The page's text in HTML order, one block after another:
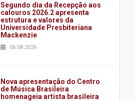
Segundo dia da Recepção aos
calouros 2026.2 apresenta
estrutura e valores da
Universidade Presbiteriana
Mackenzie
06.08.2026
Nova apresentação do Centro
de Música Brasileira
homenageia artista brasileira